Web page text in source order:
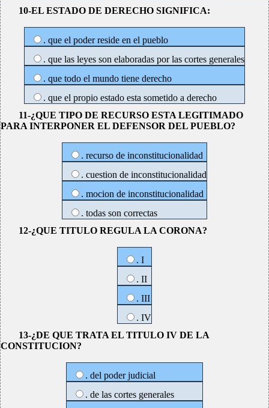
10-EL ESTADO DE DERECHO SIGNIFICA:
. que el poder reside en el pueblo
. que las leyes son elaboradas por las cortes generales
. que todo el mundo tiene derecho
. que el propio estado esta sometido a derecho
11-¿QUE TIPO DE RECURSO ESTA LEGITIMADO
PARA INTERPONER EL DEFENSOR DEL PUEBLO?
. recurso de inconstitucionalidad
. cuestion de inconstitucionalidad
. mocion de inconstitucionalidad
. todas son correctas
12-¿QUE TITULO REGULA LA CORONA?
. I
. II
. III
. IV
13-¿DE QUE TRATA EL TITULO IV DE LA
CONSTITUCION?
. del poder judicial
. de las cortes generales